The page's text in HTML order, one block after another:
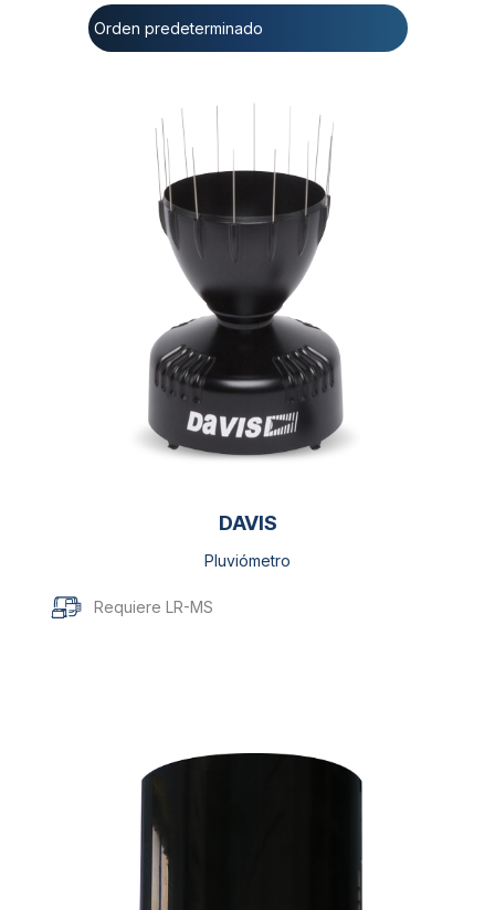
DAVIS
Pluviómetro
Requiere LR-MS